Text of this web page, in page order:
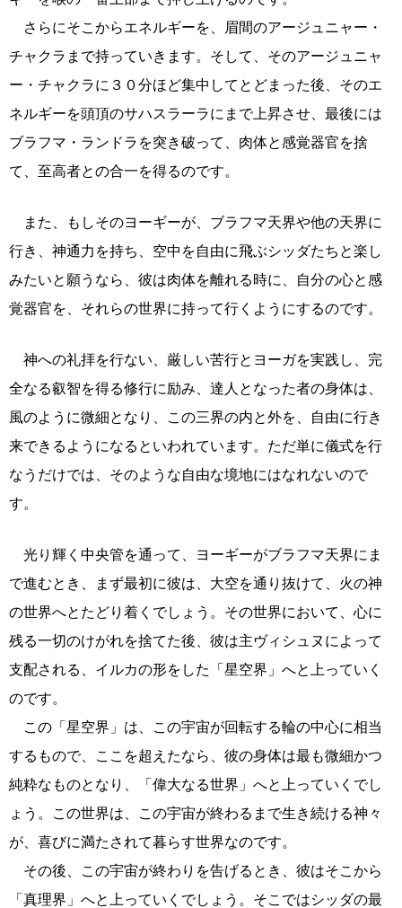
さらにそこからエネルギーを、眉間のアージュニャー・
チャクラまで持っていきます。そして、そのアージュニャ
ー・チャクラに３０分ほど集中してとどまった後、そのエ
ネルギーを頭頂のサハスラーラにまで上昇させ、最後には
ブラフマ・ランドラを突き破って、肉体と感覚器官を捨
て、至高者との合一を得るのです。
また、もしそのヨーギーが、ブラフマ天界や他の天界に
行き、神通力を持ち、空中を自由に飛ぶシッダたちと楽し
みたいと願うなら、彼は肉体を離れる時に、自分の心と感
覚器官を、それらの世界に持って行くようにするのです。
神への礼拝を行ない、厳しい苦行とヨーガを実践し、完
全なる叡智を得る修行に励み、達人となった者の身体は、
風のように微細となり、この三界の内と外を、自由に行き
来できるようになるといわれています。ただ単に儀式を行
なうだけでは、そのような自由な境地にはなれないので
す。
光り輝く中央管を通って、ヨーギーがブラフマ天界にま
で進むとき、まず最初に彼は、大空を通り抜けて、火の神
の世界へとたどり着くでしょう。その世界において、心に
残る一切のけがれを捨てた後、彼は主ヴィシュヌによって
支配される、イルカの形をした「星空界」へと上っていく
のです。
この「星空界」は、この宇宙が回転する輪の中心に相当
するもので、ここを超えたなら、彼の身体は最も微細かつ
純粋なものとなり、「偉大なる世界」へと上っていくでし
ょう。この世界は、この宇宙が終わるまで生き続ける神々
が、喜びに満たされて暮らす世界なのです。
その後、この宇宙が終わりを告げるとき、彼はそこから
「真理界」へと上っていくでしょう。そこではシッダの最